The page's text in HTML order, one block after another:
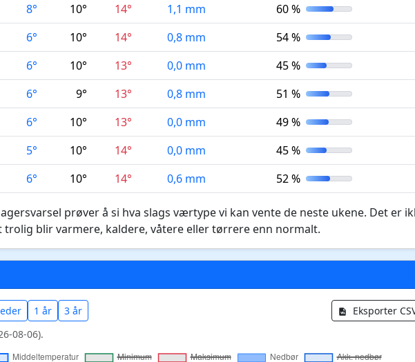
8° 10° 14° 1,1 mm 60 %
6° 10° 14° 0,8 mm 54 %
6° 10° 13° 0,0 mm 45 %
6° 9° 13° 0,8 mm 51 %
6° 10° 13° 0,0 mm 49 %
5° 10° 14° 0,0 mm 45 %
6° 10° 14° 0,6 mm 52 %
prøver å si hva slags værtype vi kan vente de neste ukene. Det er
trolig blir varmere, kaldere, våtere eller tørrere enn normalt.
1 år 3 år Eksporter
08-06).